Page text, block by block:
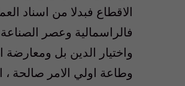
الاقطاع فبدلا من اسناد
فالراسمالية وعصر
واختيار الدين بل ومعارضة
وطاعة اولي الامر صالحة